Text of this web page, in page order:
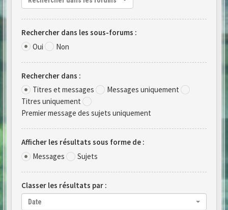
Rechercher dans les sous-forums :
Oui
Non
Rechercher dans :
Titres et messages
Messages uniquement
Titres uniquement
Premier message des sujets uniquement
Afficher les résultats sous forme de :
Messages
Sujets
Classer les résultats par :
Date